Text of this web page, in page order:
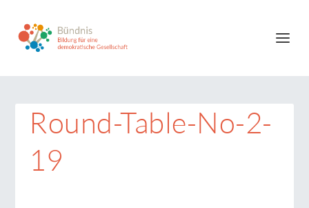
Round-Table-No-2-
19